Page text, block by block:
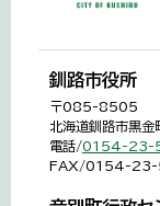
釧路市役所
〒085-8505
北海道釧路市黒
電話/0154-23-
FAX/0154-